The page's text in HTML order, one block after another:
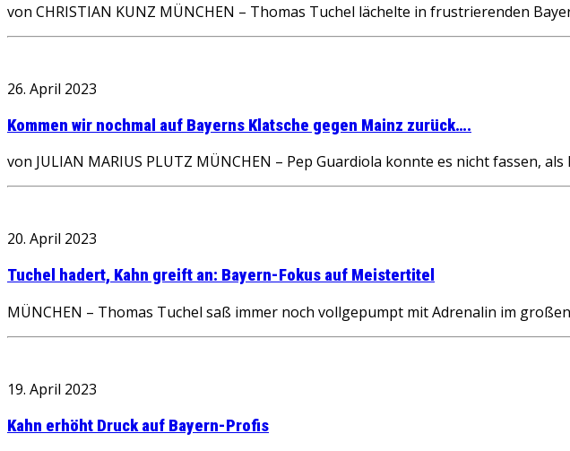
von CHRISTIAN KUNZ MÜNCHEN – Thomas Tuchel lächelte in frustrierenden
26. April 2023
Kommen wir nochmal auf Bayerns Klatsche gegen Mainz zurück….
von JULIAN MARIUS PLUTZ MÜNCHEN – Pep Guardiola konnte es nicht fassen,
20. April 2023
Tuchel hadert, Kahn greift an: Bayern-Fokus auf Meistertitel
MÜNCHEN – Thomas Tuchel saß immer noch vollgepumpt mit Adrenalin im
19. April 2023
Kahn erhöht Druck auf Bayern-Profis